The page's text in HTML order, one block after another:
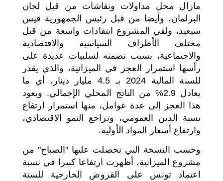
مازال محل مداولات ونقاشات من قبل لجان
البرلمان، وأيضا من قبل رئيس الجمهورية قيس
سيعيد، ولقي المشروع انتقادات واسعة من قبل
مختلف الأطراف السياسية والاقتصادية
والاجتماعية، بسبب تضمنه لسلبيات عديدة على
رأسها استمرار العجز في الميزانية، والذي يقدر
للسنة المالية 2024 بـ 4.5 مليار دينار، أي ما
يعادل 2.9% من الناتج المحلي الإجمالي. ويعود
هذا العجز إلى عدة عوامل، منها استمرار ارتفاع
نسبة الدين العمومي، وتراجع النمو الاقتصادي،
وارتفاع أسعار المواد الأولية.
وحسب النسخة التي تحصلت عليها "الصباح" من
مشروع الميزانية، أظهرت ارتفاعا كبيرا في نسبة
اعتماد تونس على القروض الخارجية للسنة